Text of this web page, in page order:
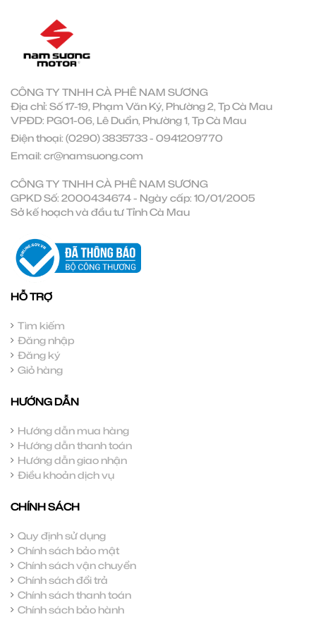
CÔNG TY TNHH CÀ PHÊ NAM SƯƠNG
Địa chỉ: Số 17-19, Phạm Văn Ký, Phường 2, Tp Cà Mau
VPĐD: PG01-06, Lê Duẩn, Phường 1, Tp Cà Mau
Điện thoại: (0290) 3835733- 0941209770
Email: cr@namsuong.com
CÔNG TY TNHH CÀ PHÊ NAM SƯƠNG
GPKD Số: 2000434674 - Ngày cấp: 10/01/2005
Sở kế hoạch và đầu tư Tỉnh Cà Mau
HỖ TRỢ
Tìm kiếm
Đăng nhập
Đăng ký
Giỏ hàng
HƯỚNG DẪN
Hướng dẫn mua hàng
Hướng dẫn thanh toán
Hướng dẫn giao nhận
Điều khoản dịch vụ
CHÍNH SÁCH
Quy định sử dụng
Chính sách bảo mật
Chính sách vận chuyển
Chính sách đổi trả
Chính sách thanh toán
Chính sách bảo hành